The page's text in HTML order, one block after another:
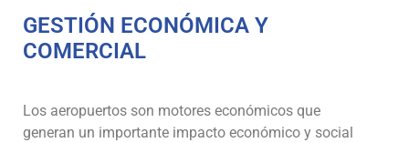
GESTIÓN ECONÓMICA Y
COMERCIAL
Los aeropuertos son motores económicos que
generan un importante impacto económico y social